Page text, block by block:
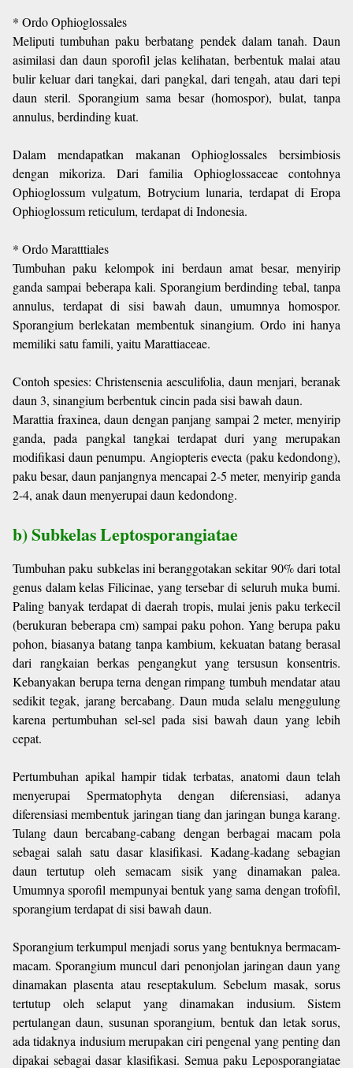
* Ordo Ophioglossales
Meliputi tumbuhan paku berbatang pendek dalam tanah. Daun
asimilasi dan daun sporofil jelas kelihatan, berbentuk malai atau
bulir keluar dari tangkai, dari pangkal, dari tengah, atau dari tepi
daun steril. Sporangium sama besar (homospor), bulat, tanpa
annulus, berdinding kuat.
Dalam mendapatkan makanan Ophioglossales bersimbiosis
dengan mikoriza. Dari familia Ophioglossaceae contohnya
Ophioglossum vulgatum, Botrycium lunaria, terdapat di Eropa
Ophioglossum reticulum, terdapat di Indonesia.
* Ordo Maratttiales
Tumbuhan paku kelompok ini berdaun amat besar, menyirip
ganda sampai beberapa kali. Sporangium berdinding tebal, tanpa
annulus, terdapat di sisi bawah daun, umumnya homospor.
Sporangium berlekatan membentuk sinangium. Ordo ini hanya
memiliki satu famili, yaitu Marattiaceae.
Contoh spesies: Christensenia aesculifolia, daun menjari, beranak
daun 3, sinangium berbentuk cincin pada sisi bawah daun.
Marattia fraxinea, daun dengan panjang sampai 2 meter, menyirip
ganda, pada pangkal tangkai terdapat duri yang merupakan
modifikasi daun penumpu. Angiopteris evecta (paku kedondong),
paku besar, daun panjangnya mencapai 2-5 meter, menyirip ganda
2-4, anak daun menyerupai daun kedondong.
b) Subkelas Leptosporangiatae
Tumbuhan paku subkelas ini beranggotakan sekitar 90% dari total
genus dalam kelas Filicinae, yang tersebar di seluruh muka bumi.
Paling banyak terdapat di daerah tropis, mulai jenis paku terkecil
(berukuran beberapa cm) sampai paku pohon. Yang berupa paku
pohon, biasanya batang tanpa kambium, kekuatan batang berasal
dari rangkaian berkas pengangkut yang tersusun konsentris.
Kebanyakan berupa terna dengan rimpang tumbuh mendatar atau
sedikit tegak, jarang bercabang. Daun muda selalu menggulung
karena pertumbuhan sel-sel pada sisi bawah daun yang lebih
cepat.
Pertumbuhan apikal hampir tidak terbatas, anatomi daun telah
menyerupai Spermatophyta dengan diferensiasi, adanya
diferensiasi membentuk jaringan tiang dan jaringan bunga karang.
Tulang daun bercabang-cabang dengan berbagai macam pola
sebagai salah satu dasar klasifikasi. Kadang-kadang sebagian
daun tertutup oleh semacam sisik yang dinamakan palea.
Umumnya sporofil mempunyai bentuk yang sama dengan trofofil,
sporangium terdapat di sisi bawah daun.
Sporangium terkumpul menjadi sorus yang bentuknya bermacam-
macam. Sporangium muncul dari penonjolan jaringan daun yang
dinamakan plasenta atau reseptakulum. Sebelum masak, sorus
tertutup oleh selaput yang dinamakan indusium. Sistem
pertulangan daun, susunan sporangium, bentuk dan letak sorus,
ada tidaknya indusium merupakan ciri pengenal yang penting dan
dipakai sebagai dasar klasifikasi. Semua paku Leposporangiatae